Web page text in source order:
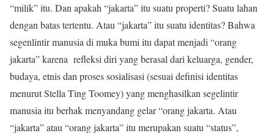
“milik” itu. Dan apakah “jakarta” itu suatu properti? Suatu lahan
dengan batas tertentu. Atau “jakarta” itu suatu identitas? Bahwa
segenlintir manusia di muka bumi itu dapat menjadi “orang
jakarta” karena refleksi diri yang berasal dari keluarga, gender,
budaya, etnis dan proses sosialisasi (sesuai definisi identitas
menurut Stella Ting Toomey) yang menghasilkan segelintir
manusia itu berhak menyandang gelar “orang jakarta. Atau
“jakarta” atau “orang jakarta” itu merupakan suatu “status”,